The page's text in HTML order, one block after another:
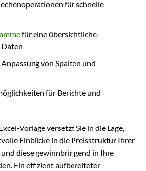
für schnelle
für eine übersichtliche
von Spalten und
für Berichte und
Vorlage versetzt Sie in die Lage,
Einblicke in die Preisstruktur Ihrer
diese gewinnbringend in Ihre
Ein effizient aufbereiteter